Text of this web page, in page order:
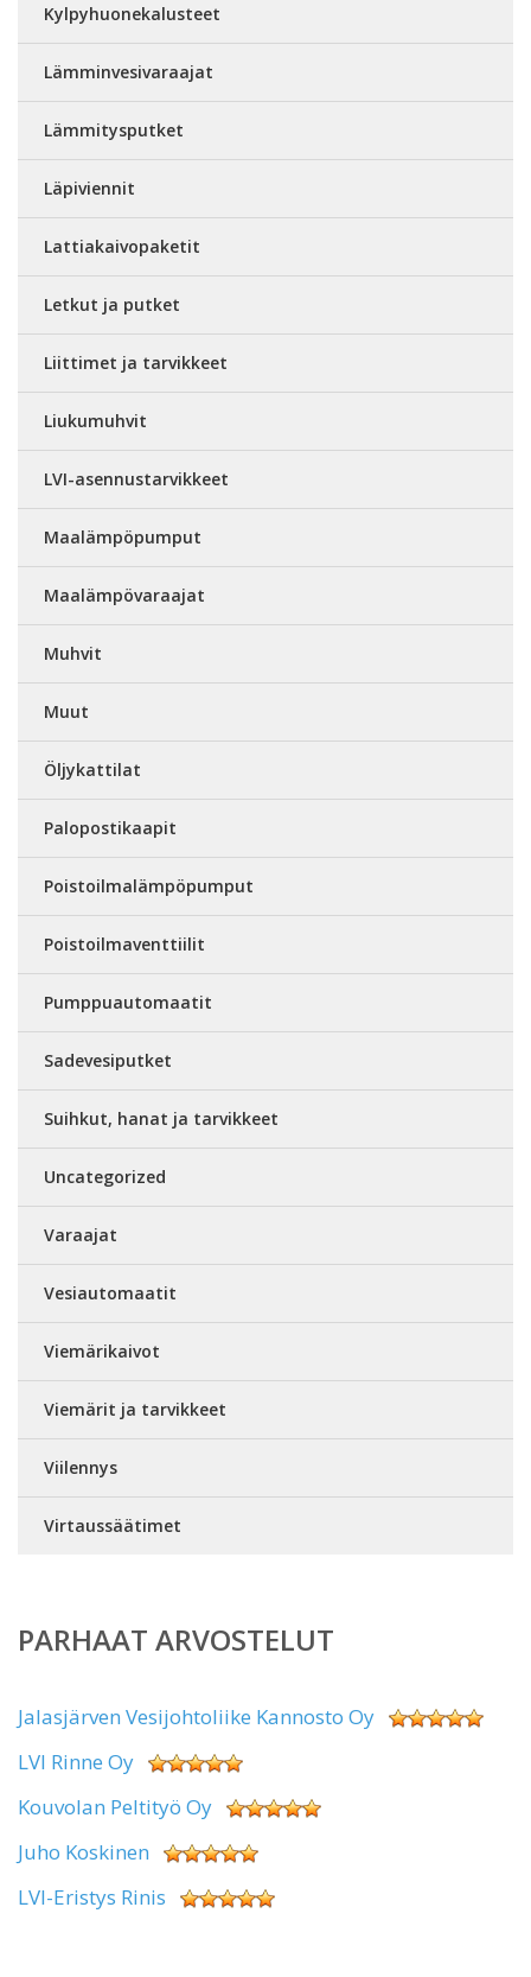
Kylpyhuonekalusteet
Lämminvesivaraajat
Lämmitysputket
Läpiviennit
Lattiakaivopaketit
Letkut ja putket
Liittimet ja tarvikkeet
Liukumuhvit
LVI-asennustarvikkeet
Maalämpöpumput
Maalämpövaraajat
Muhvit
Muut
Öljykattilat
Palopostikaapit
Poistoilmalämpöpumput
Poistoilmaventtiilit
Pumppuautomaatit
Sadevesiputket
Suihkut, hanat ja tarvikkeet
Uncategorized
Varaajat
Vesiautomaatit
Viemärikaivot
Viemärit ja tarvikkeet
Viilennys
Virtaussäätimet
PARHAAT ARVOSTELUT
Jalasjärven Vesijohtoliike Kannosto Oy
LVI Rinne Oy
Kouvolan Peltityö Oy
Juho Koskinen
LVI-Eristys Rinis